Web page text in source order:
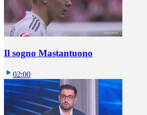
Il sogno Mastantuono
02:00